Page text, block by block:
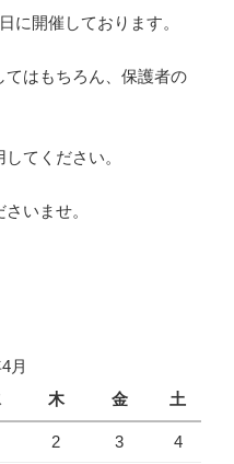
に開催しております。
はもちろん、保護者の
てください。
いませ。
月
木 金 土
2 3 4